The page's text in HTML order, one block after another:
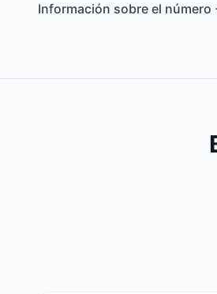
Información sobre el número